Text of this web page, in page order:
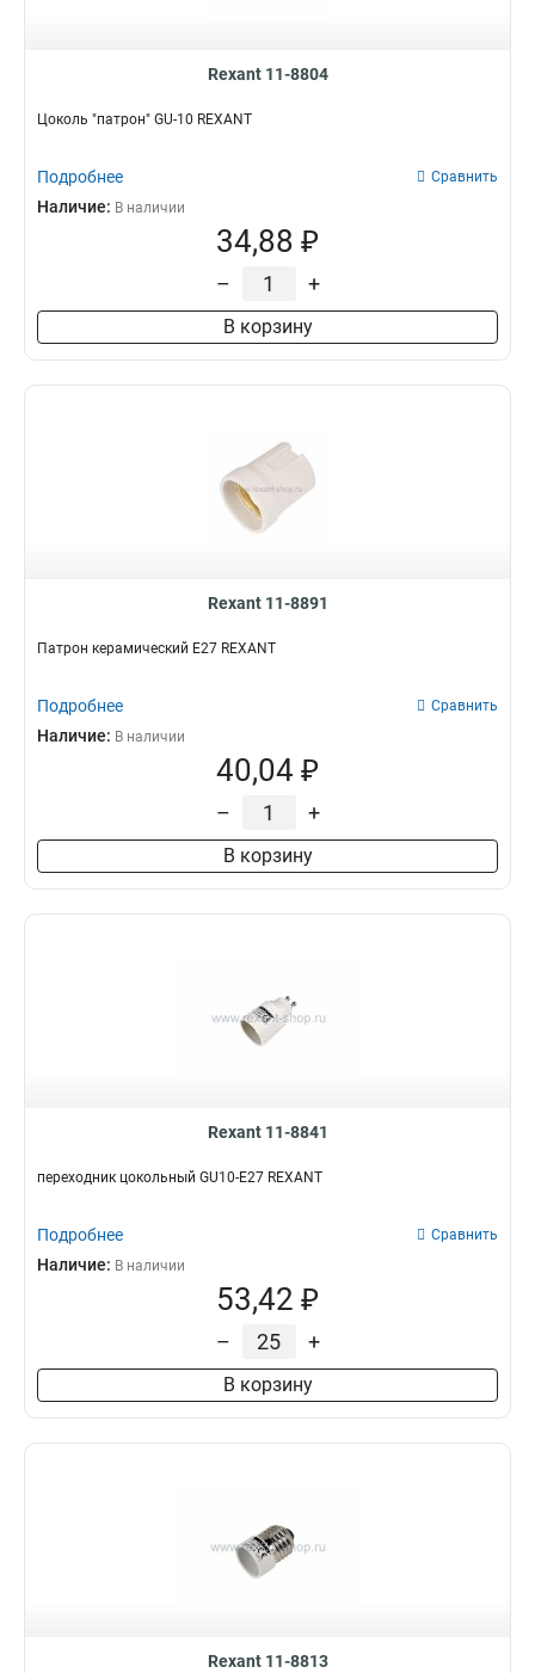
Rexant 11-8804
Цоколь "патрон" GU-10 REXANT
Подробнее Сравнить
Наличие: В наличии
34,88 ₽
– +
В корзину
Rexant 11-8891
Патрон керамический E27 REXANT
Подробнее Сравнить
Наличие: В наличии
40,04 ₽
– +
В корзину
Rexant 11-8841
переходник цокольный GU10-Е27 REXANT
Подробнее Сравнить
Наличие: В наличии
53,42 ₽
– +
В корзину
Rexant 11-8813